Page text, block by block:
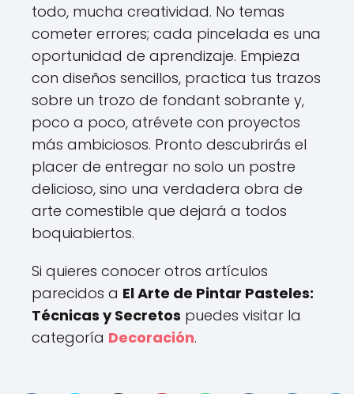
todo, mucha creatividad. No temas
cometer errores; cada pincelada es una
oportunidad de aprendizaje. Empieza
con diseños sencillos, practica tus trazos
sobre un trozo de fondant sobrante y,
poco a poco, atrévete con proyectos
más ambiciosos. Pronto descubrirás el
placer de entregar no solo un postre
delicioso, sino una verdadera obra de
arte comestible que dejará a todos
boquiabiertos.
Si quieres conocer otros artículos
parecidos a El Arte de Pintar Pasteles:
Técnicas y Secretos puedes visitar la
categoría Decoración.